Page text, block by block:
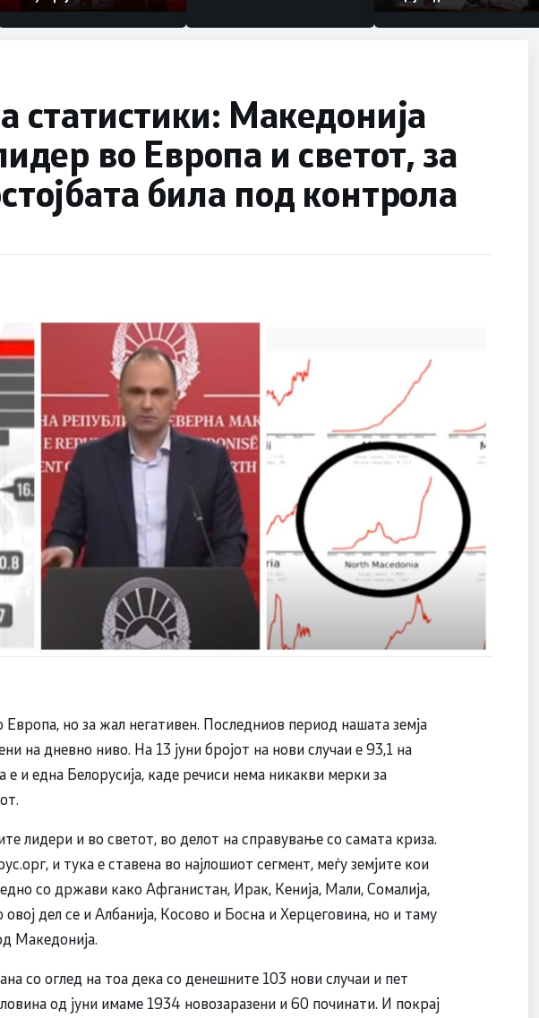
Коридор 8, Македонија
станува раскрсница на
статистики: Македонија
во Европа и светот, за
била под контрола
но за жал негативен. Последниов период нашата земја
на дневно ниво. На 13 јуни бројот на нови случаи е 93,1 на
и една Белорусија, каде речиси нема никакви мерки за
лидери и во светот, во делот на справување со самата криза.
и тука е ставена во најлошиот сегмент, меѓу земјите кои
со држави како Афганистан, Ирак, Кенија, Мали, Сомалија,
дел се и Албанија, Косово и Босна и Херцеговина, но и таму
Македонија.
со оглед на тоа дека со денешните 103 нови случаи и пет
од јуни имаме 1934 новозаразени и 60 починати. И покрај